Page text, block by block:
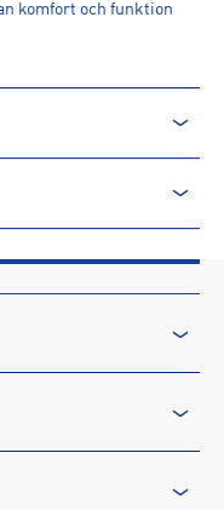
komfort och funktion